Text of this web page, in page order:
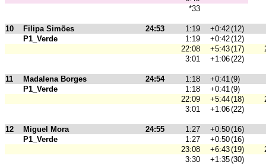
*33
10 Filipa Simões 24:53 1:19 +0:42(12)
P1_Verde
1:19 +0:42(12)
22:08
+5:43(17)
3:01
+1:06(22)
11 Madalena Borges 24:54 1:18 +0:41(9)
P1_Verde
1:18 +0:41(9)
22:09
+5:44(18)
3:01
+1:06(22)
12 Miguel Mora 24:55 1:27 +0:50(16)
P1_Verde
1:27 +0:50(16)
23:08
+6:43(19)
3:30
+1:35(30)